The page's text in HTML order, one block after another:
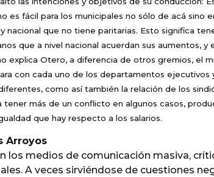
es fácil para los municipales no sólo de acá sino
nacional que no tiene paritarias. Esto significa
que a nivel nacional acuerdan sus aumentos, y
explica Otero, a diferencia de otros gremios, el
con cada uno de los departamentos ejecutivos
como así también la relación de los
tener más de un conflicto en algunos casos,
que hay respecto a los salarios.
Arroyos
los medios de comunicación masiva,
A veces sirviéndose de cuestiones